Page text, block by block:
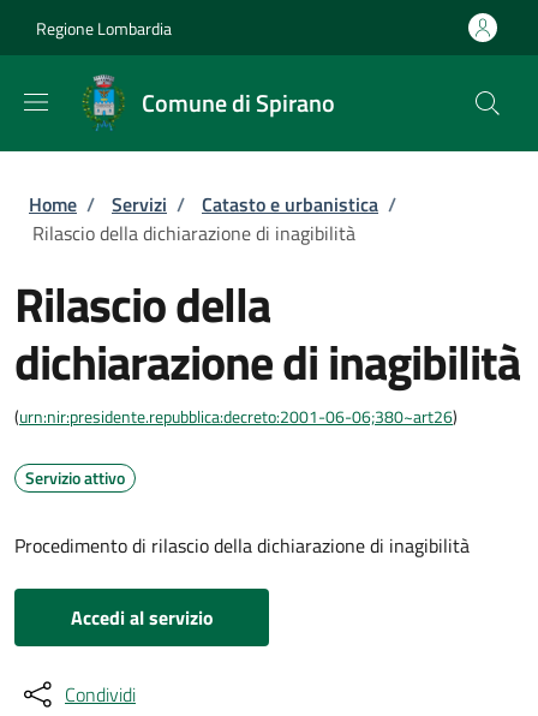
Regione Lombardia
Comune di Spirano
Briciole di pane
Home / Servizi / Catasto e urbanistica /
Rilascio della dichiarazione di inagibilità
Rilascio della
dichiarazione di inagibilità
(urn:nir:presidente.repubblica:decreto:2001-06-06;380~art26)
Servizio attivo
Procedimento di rilascio della dichiarazione di inagibilità
Accedi al servizio
Condividi